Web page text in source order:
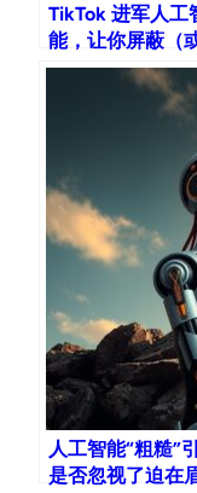
TikTok 进军人工
能，让你屏蔽（
的内容
人工智能“粗糙”
是否忽视了迫在